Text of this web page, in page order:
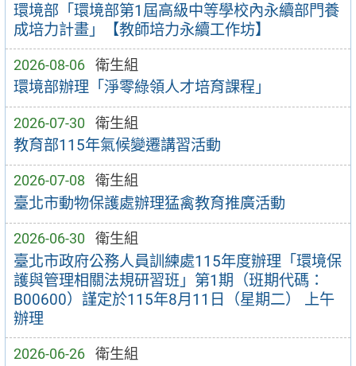
環境部「環境部第1屆高級中等學校內永續部門養
成培力計畫」【教師培力永續工作坊】
2026-08-06 衛生組
環境部辦理「淨零綠領人才培育課程」
2026-07-30 衛生組
教育部115年氣候變遷講習活動
2026-07-08 衛生組
臺北市動物保護處辦理猛禽教育推廣活動
2026-06-30 衛生組
臺北市政府公務人員訓練處115年度辦理「環境保
護與管理相關法規研習班」第1期（班期代碼：
B00600）謹定於115年8月11日（星期二） 上午
辦理
2026-06-26 衛生組